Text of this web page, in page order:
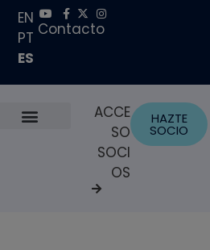
EN
PT
ES
Contacto
ACCE
SO
SOCI
OS
HAZTE
SOCIO